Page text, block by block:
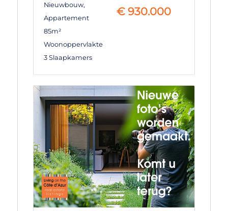
Nieuwbouw,
Appartement
85m²
Woonoppervlakte
3 Slaapkamers
€ 930.000